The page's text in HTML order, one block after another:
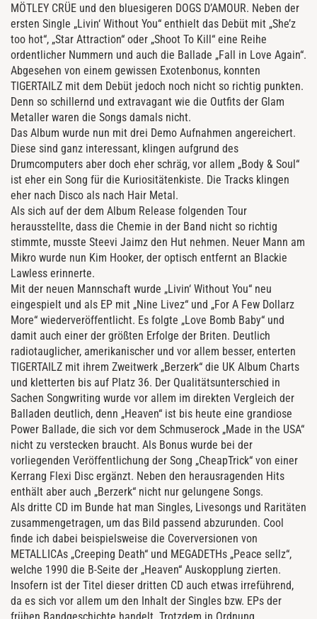
MÖTLEY CRÜE und den bluesigeren DOGS D’AMOUR. Neben der
ersten Single „Livin‘ Without You“ enthielt das Debüt mit „She’z
too hot“, „Star Attraction“ oder „Shoot To Kill“ eine Reihe
ordentlicher Nummern und auch die Ballade „Fall in Love Again“.
Abgesehen von einem gewissen Exotenbonus, konnten
TIGERTAILZ mit dem Debüt jedoch noch nicht so richtig punkten.
Denn so schillernd und extravagant wie die Outfits der Glam
Metaller waren die Songs damals nicht.
Das Album wurde nun mit drei Demo Aufnahmen angereichert.
Diese sind ganz interessant, klingen aufgrund des
Drumcomputers aber doch eher schräg, vor allem „Body & Soul“
ist eher ein Song für die Kuriositätenkiste. Die Tracks klingen
eher nach Disco als nach Hair Metal.
Als sich auf der dem Album Release folgenden Tour
herausstellte, dass die Chemie in der Band nicht so richtig
stimmte, musste Steevi Jaimz den Hut nehmen. Neuer Mann am
Mikro wurde nun Kim Hooker, der optisch entfernt an Blackie
Lawless erinnerte.
Mit der neuen Mannschaft wurde „Livin‘ Without You“ neu
eingespielt und als EP mit „Nine Livez“ und „For A Few Dollarz
More“ wiederveröffentlicht. Es folgte „Love Bomb Baby“ und
damit auch einer der größten Erfolge der Briten. Deutlich
radiotauglicher, amerikanischer und vor allem besser, enterten
TIGERTAILZ mit ihrem Zweitwerk „Berzerk“ die UK Album Charts
und kletterten bis auf Platz 36. Der Qualitätsunterschied in
Sachen Songwriting wurde vor allem im direkten Vergleich der
Balladen deutlich, denn „Heaven“ ist bis heute eine grandiose
Power Ballade, die sich vor dem Schmuserock „Made in the USA“
nicht zu verstecken braucht. Als Bonus wurde bei der
vorliegenden Veröffentlichung der Song „CheapTrick“ von einer
Kerrang Flexi Disc ergänzt. Neben den herausragenden Hits
enthält aber auch „Berzerk“ nicht nur gelungene Songs.
Als dritte CD im Bunde hat man Singles, Livesongs und Raritäten
zusammengetragen, um das Bild passend abzurunden. Cool
finde ich dabei beispielsweise die Coverversionen von
METALLICAs „Creeping Death“ und MEGADETHs „Peace sellz“,
welche 1990 die B-Seite der „Heaven“ Auskopplung zierten.
Insofern ist der Titel dieser dritten CD auch etwas irreführend,
da es sich vor allem um den Inhalt der Singles bzw. EPs der